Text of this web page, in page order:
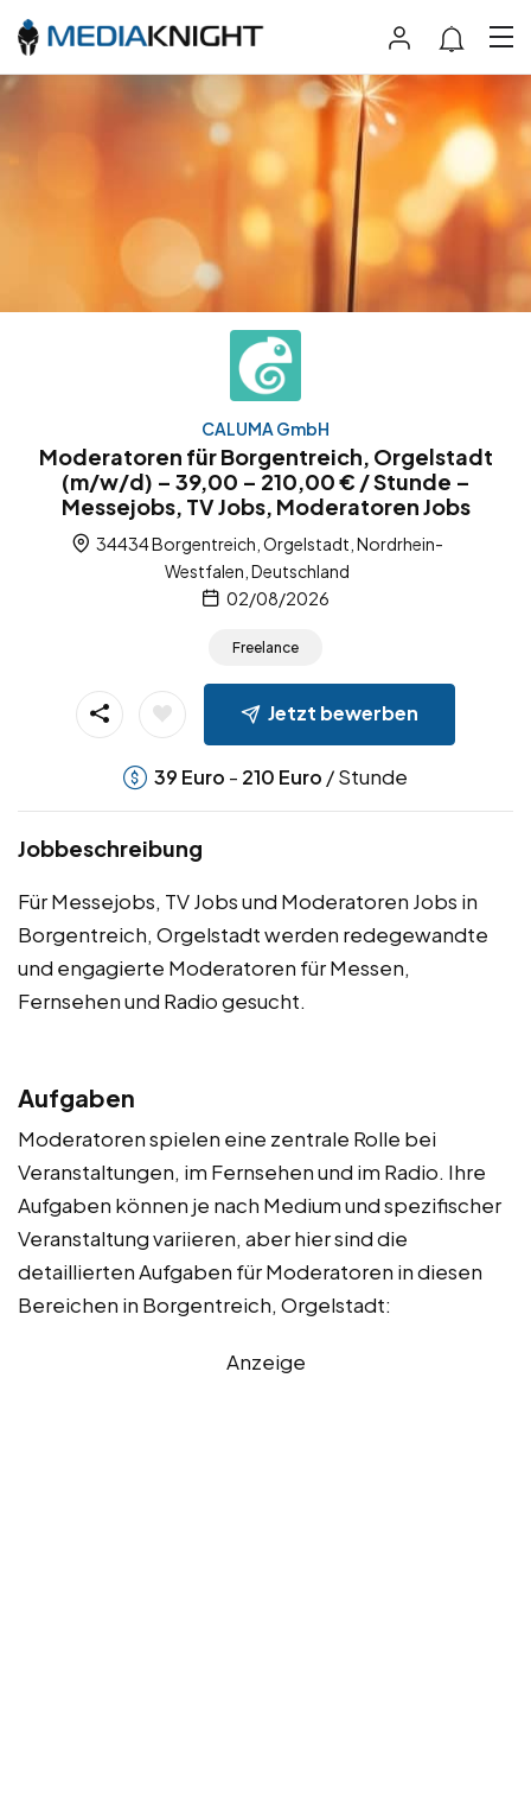
CALUMA GmbH
Moderatoren für Borgentreich, Orgelstadt
(m/w/d) – 39,00 – 210,00 € / Stunde –
Messejobs, TV Jobs, Moderatoren Jobs
34434 Borgentreich, Orgelstadt, Nordrhein-
Westfalen, Deutschland
02/08/2026
Freelance
Jetzt bewerben
39 Euro - 210 Euro / Stunde
Jobbeschreibung
Für Messejobs, TV Jobs und Moderatoren Jobs in
Borgentreich, Orgelstadt werden redegewandte
und engagierte Moderatoren für Messen,
Fernsehen und Radio gesucht.
Aufgaben
Moderatoren spielen eine zentrale Rolle bei
Veranstaltungen, im Fernsehen und im Radio. Ihre
Aufgaben können je nach Medium und spezifischer
Veranstaltung variieren, aber hier sind die
detaillierten Aufgaben für Moderatoren in diesen
Bereichen in Borgentreich, Orgelstadt:
Anzeige